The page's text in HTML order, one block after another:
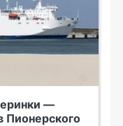
—
Пионерского